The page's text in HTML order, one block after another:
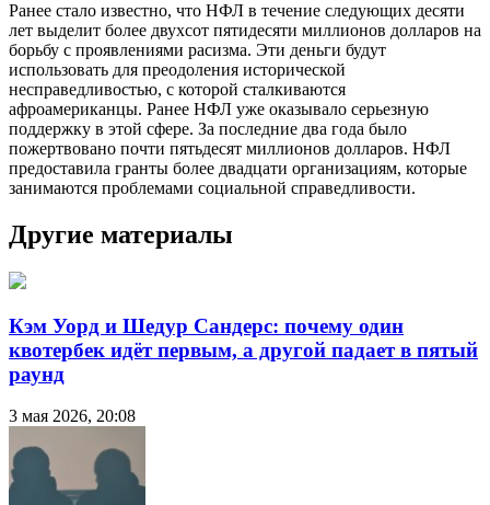
Ранее стало известно, что НФЛ в течение следующих десяти
лет выделит более двухсот пятидесяти миллионов долларов на
борьбу с проявлениями расизма. Эти деньги будут
использовать для преодоления исторической
несправедливостью, с которой сталкиваются
афроамериканцы. Ранее НФЛ уже оказывало серьезную
поддержку в этой сфере. За последние два года было
пожертвовано почти пятьдесят миллионов долларов. НФЛ
предоставила гранты более двадцати организациям, которые
занимаются проблемами социальной справедливости.
Другие материалы
Кэм Уорд и Шедур Сандерс: почему один
квотербек идёт первым, а другой падает в пятый
раунд
3 мая 2026, 20:08